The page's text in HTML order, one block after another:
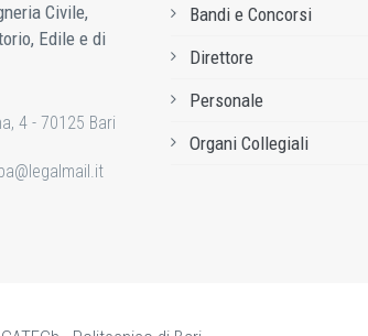
Civile,
Edile e di
4 - 70125 Bari
Bandi e Concorsi
Direttore
Personale
Organi Collegiali